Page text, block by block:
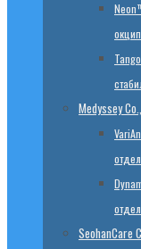
Medyssey
SeohanCare